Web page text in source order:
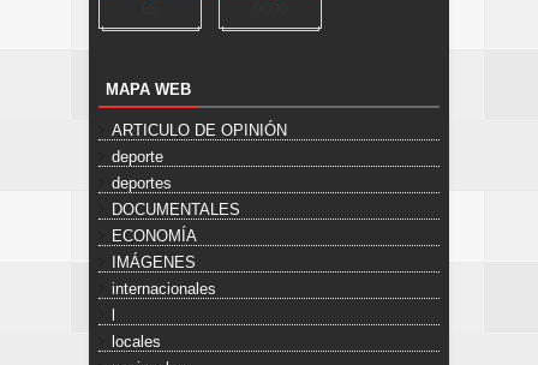
MAPA WEB
ARTICULO DE OPINIÓN
deporte
deportes
DOCUMENTALES
ECONOMÍA
IMÁGENES
internacionales
locales